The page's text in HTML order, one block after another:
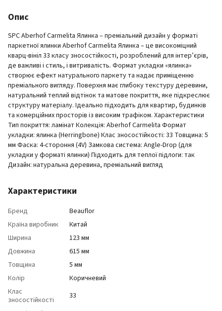
Опис
SPC Aberhof Carmelita Ялинка – преміальний дизайн у форматі
паркетної ялинки Aberhof Carmelita Ялинка – це високоміцний
кварц-вініл 33 класу зносостійкості, розроблений для інтер’єрів,
де важливі і стиль, і витривалість. Формат укладки «ялинка»
створює ефект натурального паркету та надає приміщенню
преміального вигляду. Поверхня має глибоку текстуру деревини,
натуральний теплий відтінок та матове покриття, яке підкреслює
структуру матеріалу. Ідеально підходить для квартир, будинків
та комерційних просторів із високим трафіком. Характеристики
Тип покриття: ламінат Колекція: Aberhof Carmelita Формат
укладки: ялинка (Herringbone) Клас зносостійкості: 33 Товщина: 5
мм Фаска: 4-стороння (4V) Замкова система: Angle-Drop (для
укладки у форматі ялинки) Підходить для теплої підлоги: так
Дизайн: натуральна деревина, преміальний вигляд
Характеристики
Бренд
Beauflor
Країна виробник
Китай
Ширина
123 мм
Довжина
615 мм
Товщина
5 мм
Колір
Коричневий
Клас
зносостійкості
33